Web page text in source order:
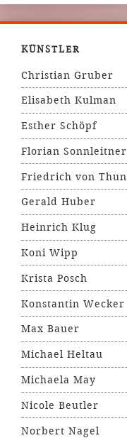
KÜNSTLER
Christian Gruber
Elisabeth Kulman
Esther Schöpf
Florian Sonnleitner
Friedrich von Thun
Gerald Huber
Heinrich Klug
Koni Wipp
Krista Posch
Konstantin Wecker
Max Bauer
Michael Heltau
Michaela May
Nicole Beutler
Norbert Nagel